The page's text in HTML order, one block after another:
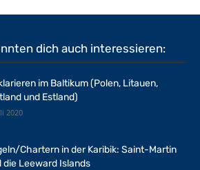
dich auch interessieren:
im Baltikum (Polen, Litauen,
und Estland)
2020
Chartern in der Karibik: Saint-Martin
die Leeward Islands